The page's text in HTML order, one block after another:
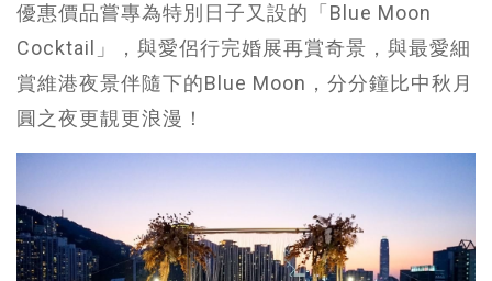
優惠價品嘗專為特別日子又設的「Blue Moon
Cocktail」，與愛侶行完婚展再賞奇景，與最愛細
賞維港夜景伴隨下的Blue Moon，分分鐘比中秋月
圓之夜更靚更浪漫！